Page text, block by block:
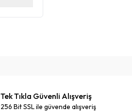
Tek Tıkla Güvenli Alışveriş
256 Bit SSL ile güvende alışveriş